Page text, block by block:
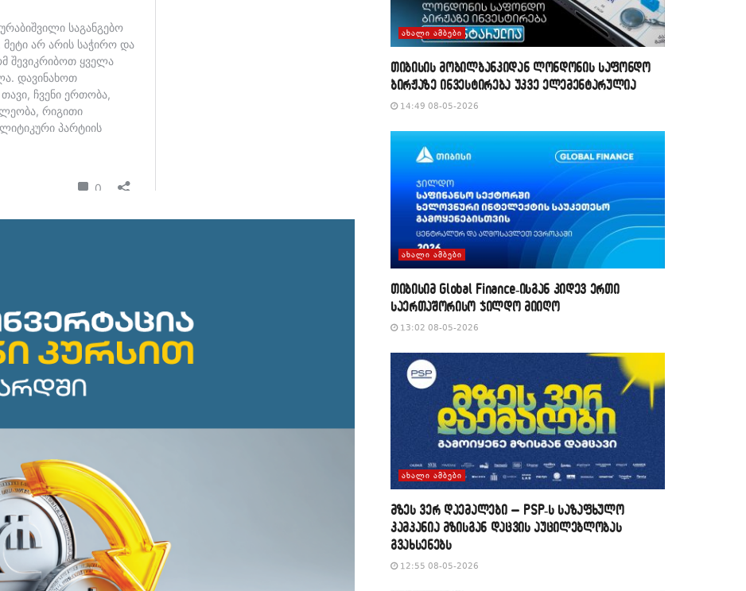
ᲐᲮᲐᲚᲘ ᲐᲛᲑᲔᲑᲘ
თიბისის მობილბანკიდან ლონდონის საფონდო
ბირჟაზე ინვესტირება უკვე ელემენტარულია
14:49 08-05-2026
ᲐᲮᲐᲚᲘ ᲐᲛᲑᲔᲑᲘ
თიბისიმ Global Finance-ისგან კიდევ ერთი
საერთაშორისო ჯილდო მიიღო
13:02 08-05-2026
ᲐᲮᲐᲚᲘ ᲐᲛᲑᲔᲑᲘ
მზეს ვერ დაემალები – PSP-ს საზაფხულო
კამპანია მზისგან დაცვის აუცილებლობას
გვახსენებს
12:55 08-05-2026